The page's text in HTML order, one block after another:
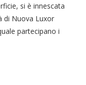
si è innescata
di Nuova Luxor
partecipano i